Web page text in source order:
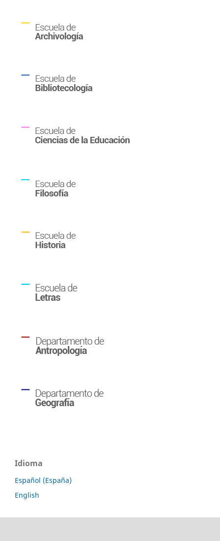
Idioma
Español (España)
English